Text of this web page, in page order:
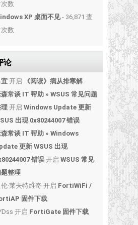
数
XP 桌面不见- 36,871 查
数
论
宜 开启
《阅读》病从排寒解
常谈 IT 帮助 » WSUS 常见问题
开启 Windows Update 更新
出现 0x80244007 错误
常谈 IT 帮助 » Windows
更新 WSUS 出现
错误 开启 WSUS 常见
题整理
伦·莱夫特维奇 开启 FortiWiFi /
固件下载
开启 FortiGate 固件下载